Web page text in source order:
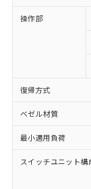
操作部
復帰方式
ベゼル材質
最小適用負荷
スイッチユニット構